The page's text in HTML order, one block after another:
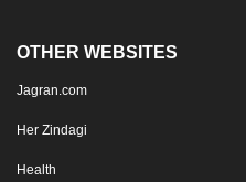
OTHER WEBSITES
Jagran.com
Her Zindagi
Health